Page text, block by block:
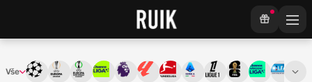
Vše Liga mistrůEvropská liga
Konferenční liga
Chance ligaPremier League
La LigaBundesliga
Serie ALigue 1Mistrovství světa
Chance3. ČFL